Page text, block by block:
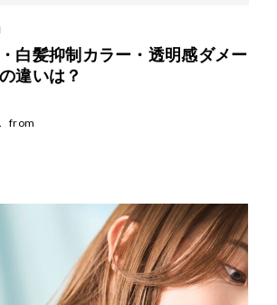
白髪抑制カラー・透明感ダメー
違いは？
from